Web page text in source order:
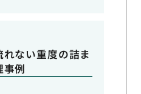
ない重度の詰ま
事例